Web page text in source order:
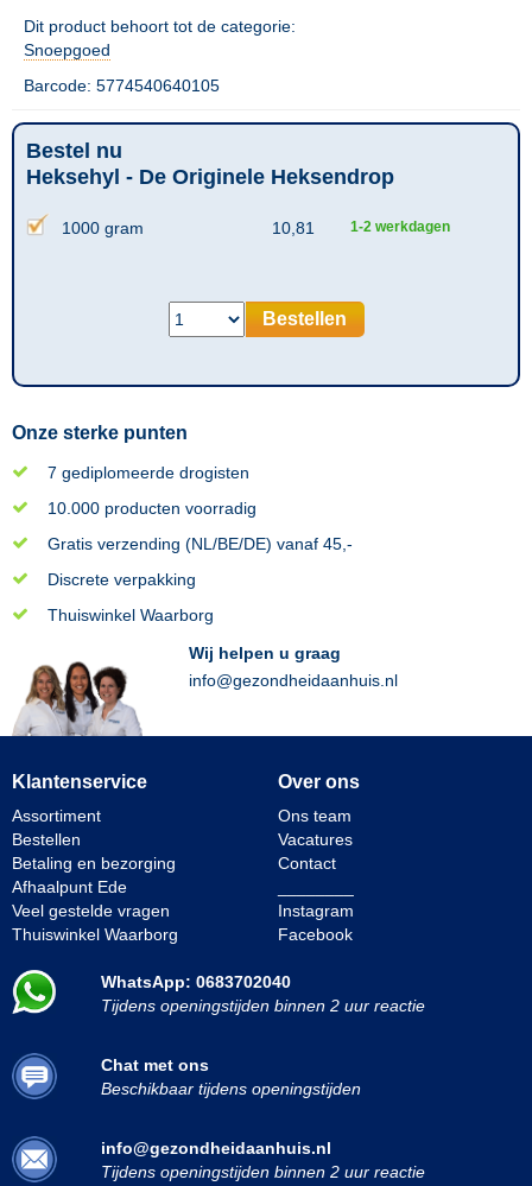
Dit product behoort tot de categorie:
Snoepgoed
Barcode: 5774540640105
Bestel nu
Heksehyl - De Originele Heksendrop
1000 gram 10,81 1-2 werkdagen
Bestellen
Onze sterke punten
7 gediplomeerde drogisten
10.000 producten voorradig
Gratis verzending (NL/BE/DE) vanaf 45,-
Discrete verpakking
Thuiswinkel Waarborg
Wij helpen u graag
info@gezondheidaanhuis.nl
Klantenservice
Assortiment
Bestellen
Betaling en bezorging
Afhaalpunt Ede
Veel gestelde vragen
Thuiswinkel Waarborg
Over ons
Ons team
Vacatures
Contact
Instagram
Facebook
WhatsApp: 0683702040
Tijdens openingstijden binnen 2 uur reactie
Chat met ons
Beschikbaar tijdens openingstijden
info@gezondheidaanhuis.nl
Tijdens openingstijden binnen 2 uur reactie